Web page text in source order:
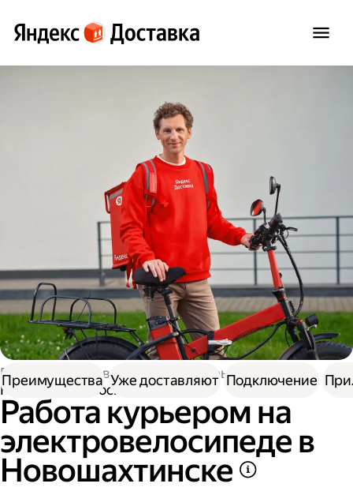
Работа в Доставке
Работа курьером
На электровелосипеде
Работа курьером на
электровелосипеде в
Новошахтинске
Преимущества Уже доставляют Подключение